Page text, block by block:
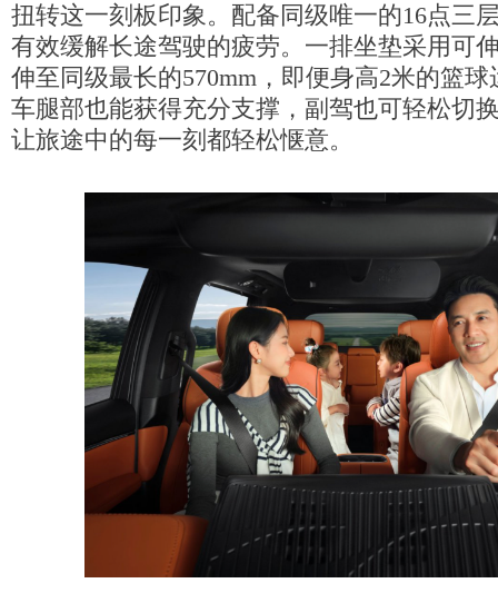
扭转这一刻板印象。配备同级唯一的16点三
有效缓解长途驾驶的疲劳。一排坐垫采用可
伸至同级最长的570mm，即便身高2米的篮
车腿部也能获得充分支撑，副驾也可轻松切
让旅途中的每一刻都轻松惬意。